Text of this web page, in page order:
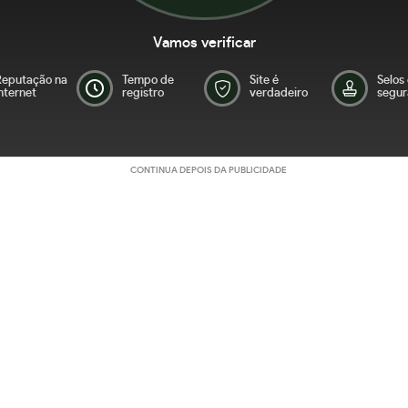
Vamos verificar
na
Tempo de
registro
Site é
verdadeiro
Selos
CONTINUA DEPOIS DA PUBLICIDADE